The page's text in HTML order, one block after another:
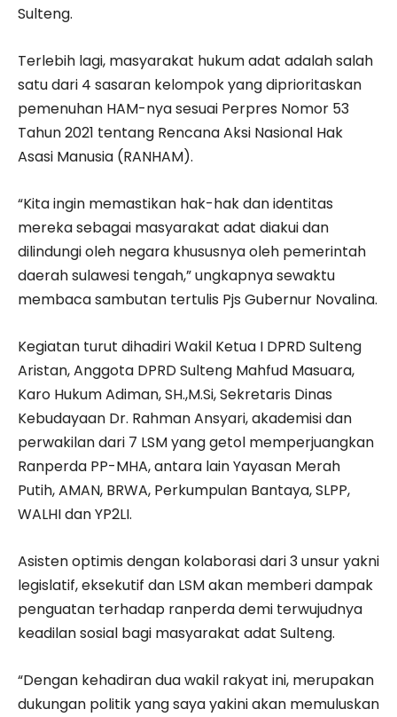
Sulteng.
Terlebih lagi, masyarakat hukum adat adalah salah
satu dari 4 sasaran kelompok yang diprioritaskan
pemenuhan HAM-nya sesuai Perpres Nomor 53
Tahun 2021 tentang Rencana Aksi Nasional Hak
Asasi Manusia (RANHAM).
“Kita ingin memastikan hak-hak dan identitas
mereka sebagai masyarakat adat diakui dan
dilindungi oleh negara khususnya oleh pemerintah
daerah sulawesi tengah,” ungkapnya sewaktu
membaca sambutan tertulis Pjs Gubernur Novalina.
Kegiatan turut dihadiri Wakil Ketua I DPRD Sulteng
Aristan, Anggota DPRD Sulteng Mahfud Masuara,
Karo Hukum Adiman, SH.,M.Si, Sekretaris Dinas
Kebudayaan Dr. Rahman Ansyari, akademisi dan
perwakilan dari 7 LSM yang getol memperjuangkan
Ranperda PP-MHA, antara lain Yayasan Merah
Putih, AMAN, BRWA, Perkumpulan Bantaya, SLPP,
WALHI dan YP2LI.
Asisten optimis dengan kolaborasi dari 3 unsur yakni
legislatif, eksekutif dan LSM akan memberi dampak
penguatan terhadap ranperda demi terwujudnya
keadilan sosial bagi masyarakat adat Sulteng.
“Dengan kehadiran dua wakil rakyat ini, merupakan
dukungan politik yang saya yakini akan memuluskan